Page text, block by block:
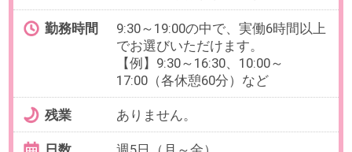
OAスキル
【必須】Excel：データ入力･修正･
保存ができればOK！